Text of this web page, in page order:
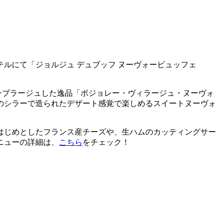
にて「ジョルジュ デュブッフ ヌーヴォービュッフェ
ラージュした逸品「ボジョレー・ヴィラージュ・ヌーヴォ
ラーで造られたデザート感覚で楽しめるスイートヌーヴォ
めとしたフランス産チーズや、生ハムのカッティングサー
ーの詳細は、
こちら をチェック！